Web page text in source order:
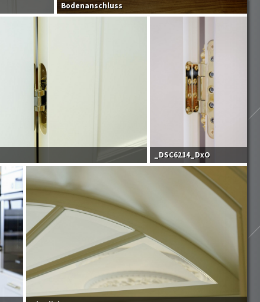
Bodenanschluss
_DSC6214_DxO